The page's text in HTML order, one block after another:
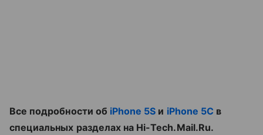
Все подробности об iPhone 5S и iPhone 5C в
специальных разделах на Hi-Tech.Mail.Ru.